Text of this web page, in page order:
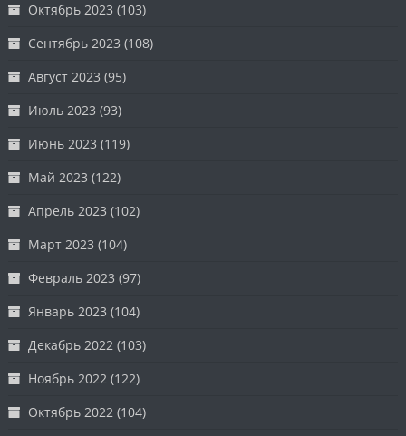
Октябрь 2023 (103)
Сентябрь 2023 (108)
Август 2023 (95)
Июль 2023 (93)
Июнь 2023 (119)
Май 2023 (122)
Апрель 2023 (102)
Март 2023 (104)
Февраль 2023 (97)
Январь 2023 (104)
Декабрь 2022 (103)
Ноябрь 2022 (122)
Октябрь 2022 (104)